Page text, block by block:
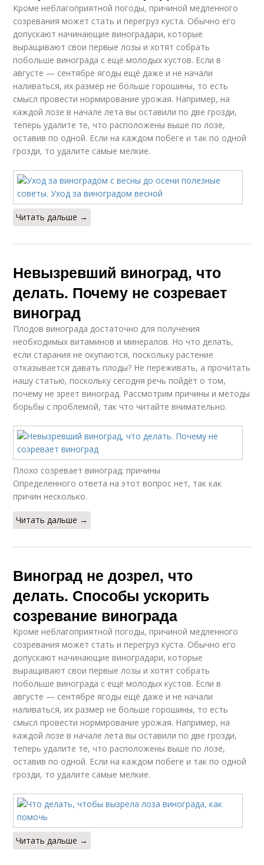
Кроме неблагоприятной погоды, причиной медленного
созревания может стать и перегруз куста. Обычно его
допускают начинающие виноградари, которые
выращивают свои первые лозы и хотят собрать
побольше винограда с ещё молодых кустов. Если в
августе — сентябре ягоды ещё даже и не начали
наливаться, их размер не больше горошины, то есть
смысл провести нормирование урожая. Например, на
каждой лозе в начале лета вы оставили по две грозди,
теперь удалите те, что расположены выше по лозе,
оставив по одной. Если на каждом побеге и так по одной
грозди, то удалите самые мелкие.
Читать дальше →
Невызревший виноград, что
делать. Почему не созревает
виноград
Плодов винограда достаточно для получения
необходимых витаминов и минералов. Но что делать,
если старания не окупаются, поскольку растение
отказывается давать плоды? Не переживать, а прочитать
нашу статью, поскольку сегодня речь пойдёт о том,
почему не зреет виноград. Рассмотрим причины и методы
борьбы с проблемой, так что читайте внимательно.
Плохо созревает виноград: причины
Определенного ответа на этот вопрос нет, так как
причин несколько.
Читать дальше →
Виноград не дозрел, что
делать. Способы ускорить
созревание винограда
Кроме неблагоприятной погоды, причиной медленного
созревания может стать и перегруз куста. Обычно его
допускают начинающие виноградари, которые
выращивают свои первые лозы и хотят собрать
побольше винограда с ещё молодых кустов. Если в
августе — сентябре ягоды ещё даже и не начали
наливаться, их размер не больше горошины, то есть
смысл провести нормирование урожая. Например, на
каждой лозе в начале лета вы оставили по две грозди,
теперь удалите те, что расположены выше по лозе,
оставив по одной. Если на каждом побеге и так по одной
грозди, то удалите самые мелкие.
Читать дальше →